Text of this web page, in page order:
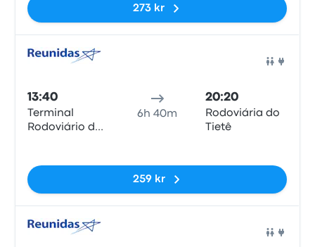
273 kr
13:40
Terminal
Rodoviário de
6h 40m
20:20
Rodoviária do
Tietê
259 kr